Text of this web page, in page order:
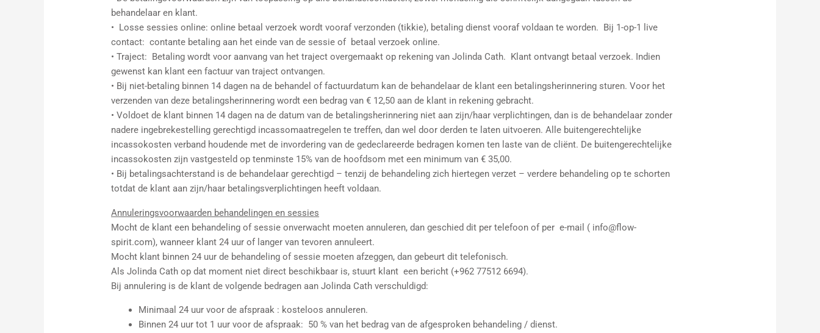
behandelaar en klant.
• Losse sessies online: online betaal verzoek wordt vooraf verzonden (tikkie), betaling dienst vooraf voldaan te worden. Bij 1-op-1 live
contact: contante betaling aan het einde van de sessie of betaal verzoek online.
• Traject: Betaling wordt voor aanvang van het traject overgemaakt op rekening van Jolinda Cath. Klant ontvangt betaal verzoek. Indien
gewenst kan klant een factuur van traject ontvangen.
• Bij niet-betaling binnen 14 dagen na de behandel of factuurdatum kan de behandelaar de klant een betalingsherinnering sturen. Voor het
verzenden van deze betalingsherinnering wordt een bedrag van € 12,50 aan de klant in rekening gebracht.
• Voldoet de klant binnen 14 dagen na de datum van de betalingsherinnering niet aan zijn/haar verplichtingen, dan is de behandelaar zonder
nadere ingebrekestelling gerechtigd incassomaatregelen te treffen, dan wel door derden te laten uitvoeren. Alle buitengerechtelijke
incassokosten verband houdende met de invordering van de gedeclareerde bedragen komen ten laste van de cliënt. De buitengerechtelijke
incassokosten zijn vastgesteld op tenminste 15% van de hoofdsom met een minimum van € 35,00.
• Bij betalingsachterstand is de behandelaar gerechtigd – tenzij de behandeling zich hiertegen verzet – verdere behandeling op te schorten
totdat de klant aan zijn/haar betalingsverplichtingen heeft voldaan.
Annuleringsvoorwaarden behandelingen en sessies
Mocht de klant een behandeling of sessie onverwacht moeten annuleren, dan geschied dit per telefoon of per e-mail ( info@flow-
spirit.com), wanneer klant 24 uur of langer van tevoren annuleert.
Mocht klant binnen 24 uur de behandeling of sessie moeten afzeggen, dan gebeurt dit telefonisch.
Als Jolinda Cath op dat moment niet direct beschikbaar is, stuurt klant een bericht (+962 77512 6694).
Bij annulering is de klant de volgende bedragen aan Jolinda Cath verschuldigd:
Minimaal 24 uur voor de afspraak : kosteloos annuleren.
Binnen 24 uur tot 1 uur voor de afspraak: 50 % van het bedrag van de afgesproken behandeling / dienst.